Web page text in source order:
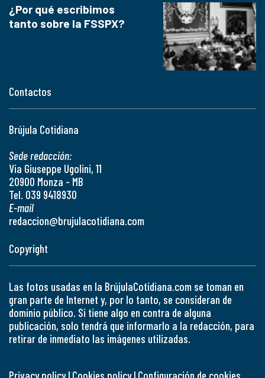
Contactos
Brújula Cotidiana
Sede redacción:
Via Giuseppe Ugolini, 11
20900 Monza - MB
Tel. 039 9418930
E-mail
redaccion@brujulacotidiana.com
¿Por qué escribimos
tanto sobre la FSSPX?
Copyright
Las fotos usadas en la BrújulaCotidiana.com se toman en
gran parte de Internet y, por lo tanto, se consideran de
dominio público. Si tiene algo en contra de alguna
publicación, solo tendrá que informarlo a la redacción, para
retirar de inmediato las imágenes utilizadas.
Privacy policy| Cookies policy| Configuración de cookies